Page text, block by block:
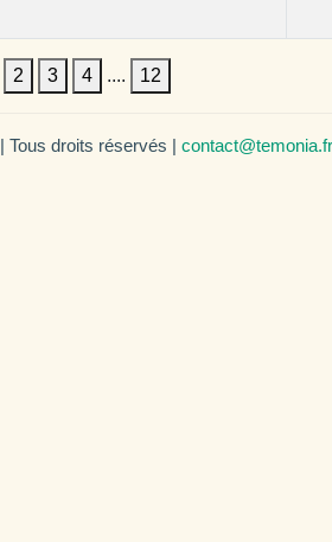
2 3 4 .... 12
| Tous droits réservés | contact@temonia.fr